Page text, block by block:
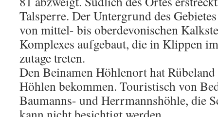
Talsperre. Der Untergrund des
von mittel- bis oberdevonischen
Komplexes aufgebaut, die in Klippen
zutage treten.
Den Beinamen Höhlenort hat
Höhlen bekommen. Touristisch von
Baumanns- und Herrmannshöhle, die